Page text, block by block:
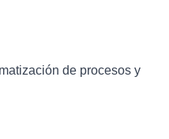
de procesos y